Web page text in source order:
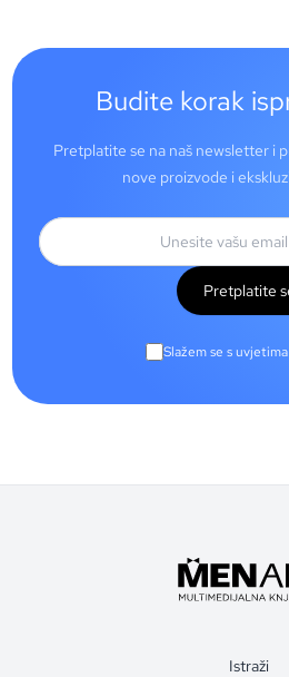
Budite korak
Pretplatite se na naš newsletter i
nove proizvode i
Pretplatite
Slažem se s
Istraži